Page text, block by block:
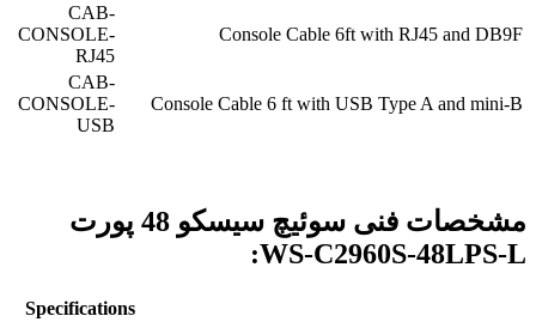
Console Cable 6ft with RJ45 and DB9F
CAB-
CONSOLE-
RJ45
Console Cable 6 ft with USB Type A and mini-B
CAB-
CONSOLE-
USB
مشخصات فنی سوئیچ سیسکو 48 پورت
WS-C2960S-48LPS-L:
Specifications